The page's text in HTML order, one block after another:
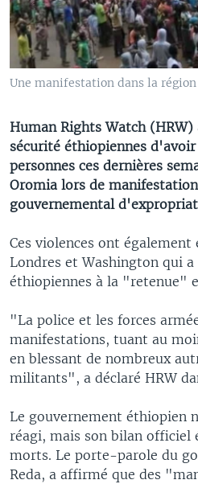
Une manifestation dans la
Human Rights Watch (HRW)
sécurité éthiopiennes
personnes ces dernières
Oromia lors de
gouvernemental
Ces violences ont également
Londres et Washington qui
éthiopiennes à la "retenue"
"La police et les forces
manifestations, tuant au
en blessant de nombreux
militants", a déclaré HRW
Le gouvernement éthiopien
réagi, mais son bilan officiel
morts. Le porte-parole du
Reda, a affirmé que des